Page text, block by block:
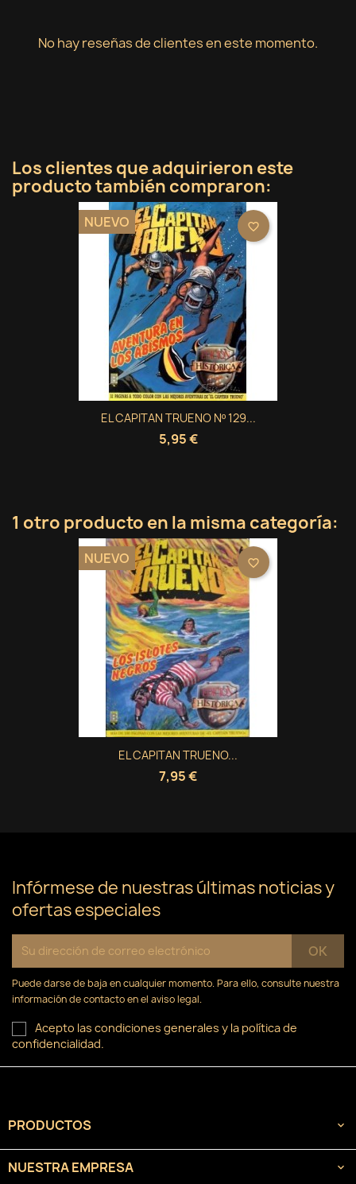
Cancelar Crear lista de deseos
Cancelar Iniciar sesión
No hay reseñas de clientes en este momento.
Los clientes que adquirieron este
producto también compraron:
EL CAPITAN TRUENO Nº 129...
5,95 €
NUEVO favorite_border
1 otro producto en la misma categoría:
EL CAPITAN TRUENO...
7,95 €
NUEVO favorite_border
Infórmese de nuestras últimas noticias y
ofertas especiales
Puede darse de baja en cualquier momento. Para ello, consulte nuestra
información de contacto en el aviso legal.
Acepto las condiciones generales y la política de
confidencialidad.
PRODUCTOS 
NUESTRA EMPRESA 